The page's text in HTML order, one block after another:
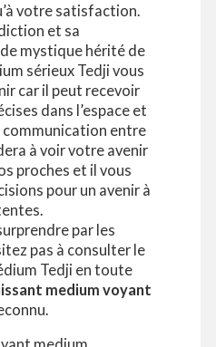
votre satisfaction.
et sa
mystique hérité de
sérieux Tedji vous
car il peut recevoir
dans l’espace et
communication entre
à voir votre avenir
proches et il vous
pour un avenir à
par les
pas à consulter le
Tedji en toute
medium voyant